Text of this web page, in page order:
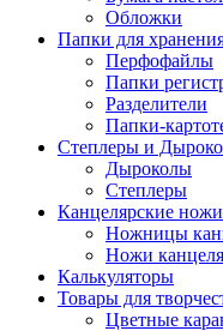
Обложки
Папки для
Перфофайлы
Папки
Разделители
Папки-
Степлеры и
Дыроколы
Степлеры
Канцелярские
Ножницы
Ножи
Калькуляторы
Товары для
Цветные